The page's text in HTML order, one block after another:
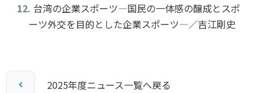
台湾の企業スポーツ―国民の一体感の醸成とスポ
ーツ外交を目的とした企業スポーツ―／吉江剛史
2025年度ニュース一覧へ戻る